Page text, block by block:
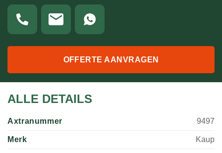
OFFERTE AANVRAGEN
ALLE DETAILS
Axtranummer 9497
Merk Kaup